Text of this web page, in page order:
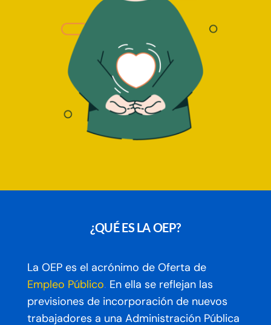
¿QUÉ ES LA OEP?
La OEP es el acrónimo de Oferta de
Empleo Público. En ella se reflejan las
previsiones de incorporación de nuevos
trabajadores a una Administración Pública